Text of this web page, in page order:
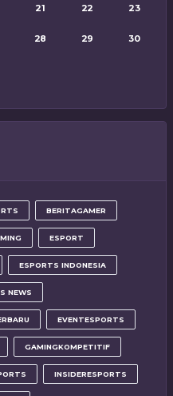
21 22 23
28 29 30
BERITAGAMER
ESPORT
ESPORTS INDONESIA
NEWS
EVENTESPORTS
GAMINGKOMPETITIF
INSIDERESPORTS